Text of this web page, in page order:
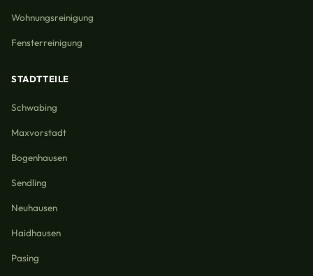
Wohnungsreinigung
Fensterreinigung
STADTTEILE
Schwabing
Maxvorstadt
Bogenhausen
Sendling
Neuhausen
Haidhausen
Pasing